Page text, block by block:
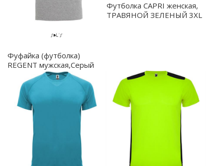
Фуфайка (футболка)
REGENT мужская,Серый
меланж XS - 11380.350/XS
Футболка CAPRI женская,
ТРАВЯНОЙ ЗЕЛЕНЫЙ 3XL